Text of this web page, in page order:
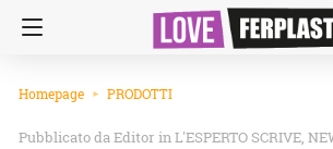
Homepage PRODOTTI
Editor inL'ESPERTO SCRIVE